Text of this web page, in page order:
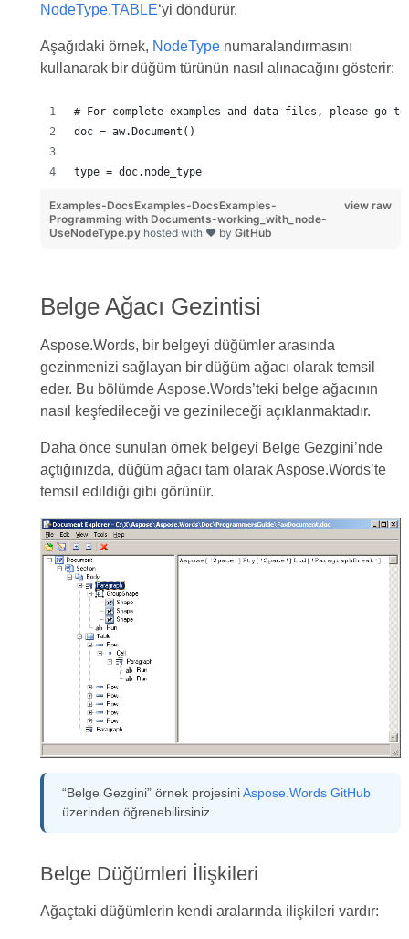
NodeType.TABLE‘yi döndürür.
Aşağıdaki örnek, NodeTypenumaralandırmasını
kullanarak bir düğüm türünün nasıl alınacağını gösterir:
# For complete examples and data files, please go to
doc = aw.Document()
type = doc.node_type
view raw
Examples-DocsExamples-DocsExamples-
Programming with Documents-working_with_node-
UseNodeType.py hosted with ❤ by GitHub
Belge Ağacı Gezintisi
Aspose.Words, bir belgeyi düğümler arasında
gezinmenizi sağlayan bir düğüm ağacı olarak temsil
eder. Bu bölümde Aspose.Words’teki belge ağacının
nasıl keşfedileceği ve gezinileceği açıklanmaktadır.
Daha önce sunulan örnek belgeyi Belge Gezgini’nde
açtığınızda, düğüm ağacı tam olarak Aspose.Words’te
temsil edildiği gibi görünür.
“Belge Gezgini” örnek projesiniAspose.Words GitHub
üzerinden öğrenebilirsiniz.
Belge Düğümleri İlişkileri
Ağaçtaki düğümlerin kendi aralarında ilişkileri vardır: